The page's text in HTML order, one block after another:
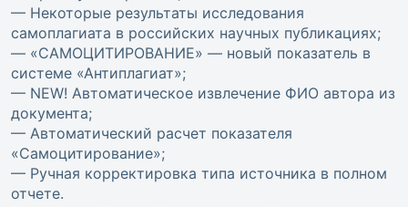
— Некоторые результаты исследования
самоплагиата в российских научных публикациях;
— «САМОЦИТИРОВАНИЕ» — новый показатель в
системе «Антиплагиат»;
— NEW! Автоматическое извлечение ФИО автора из
документа;
— Автоматический расчет показателя
«Самоцитирование»;
— Ручная корректировка типа источника в полном
отчете.